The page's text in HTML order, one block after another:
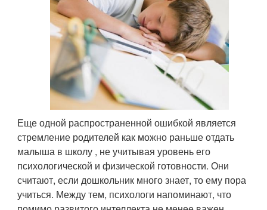
Еще одной распространенной ошибкой является
стремление родителей как можно раньше отдать
малыша в школу , не учитывая уровень его
психологической и физической готовности. Они
считают, если дошкольник много знает, то ему пора
учиться. Между тем, психологи напоминают, что